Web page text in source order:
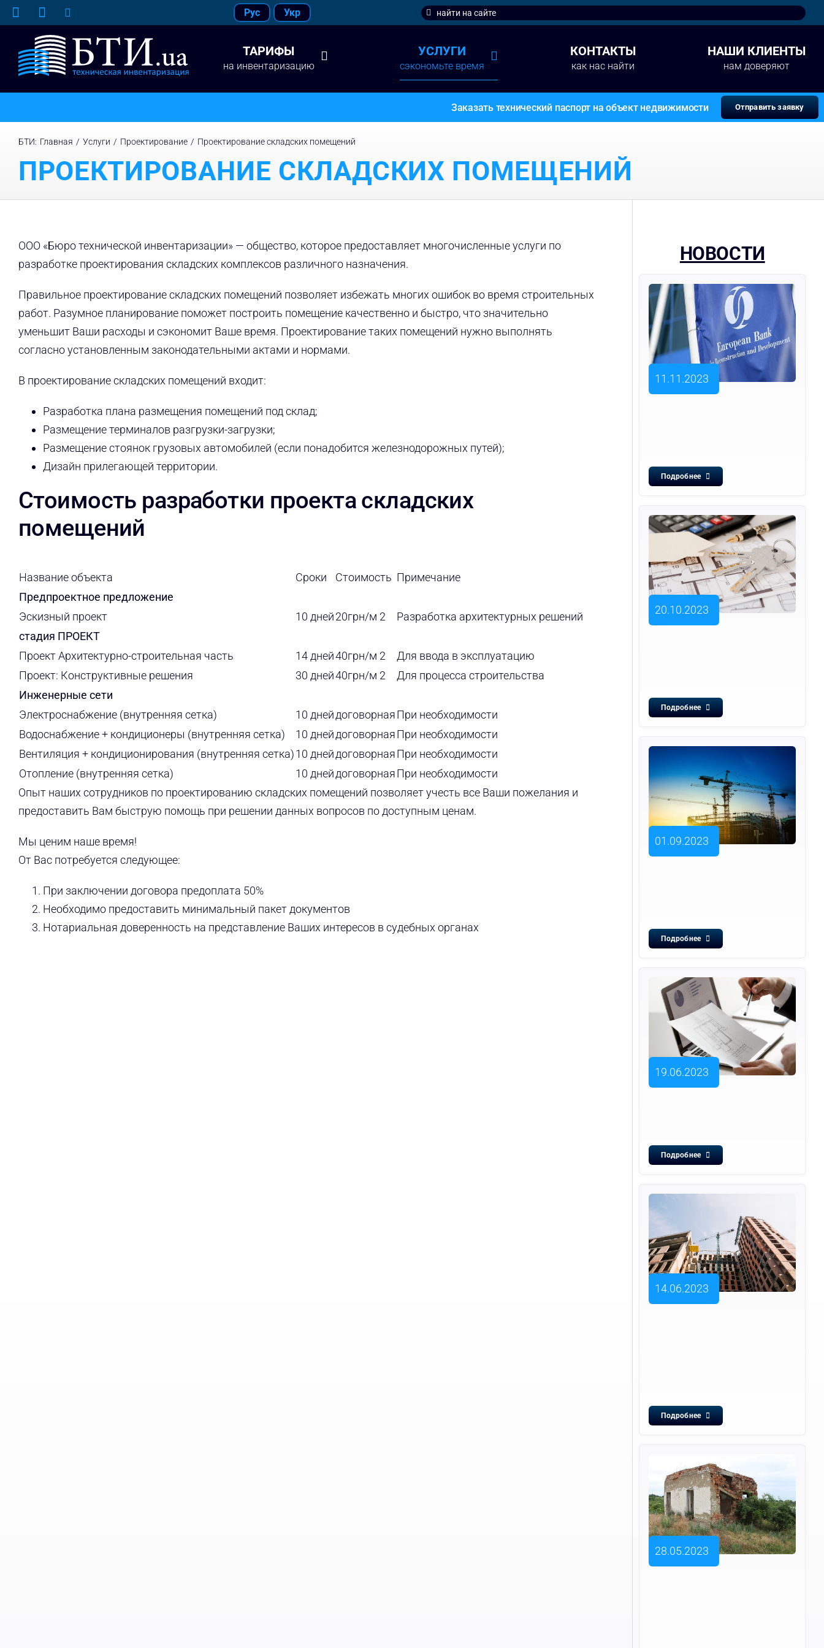
Skip
to
content
Рус Укр
Search
ТАРИФЫ
на инвентаризацию
УСЛУГИ
сэкономьте время
КОНТАКТЫ
как нас найти
НАШИ КЛИЕНТЫ
нам доверяют
Заказать технический паспорт на объект недвижимости Отправить заявку
БТИ: Главная / Услуги / Проектирование / Проектирование складских помещений
ПРОЕКТИРОВАНИЕ СКЛАДСКИХ ПОМЕЩЕНИЙ
ООО «Бюро технической инвентаризации» — общество, которое предоставляет многочисленные услуги по
разработке проектирования складских комплексов различного назначения.
Правильное проектирование складских помещений позволяет избежать многих ошибок во время строительных
работ. Разумное планирование поможет построить помещение качественно и быстро, что значительно
уменьшит Ваши расходы и сэкономит Ваше время. Проектирование таких помещений нужно выполнять
согласно установленным законодательными актами и нормами.
В проектирование складских помещений входит:
Разработка плана размещения помещений под склад;
Размещение терминалов разгрузки-загрузки;
Размещение стоянок грузовых автомобилей (если понадобится железнодорожных путей);
Дизайн прилегающей территории.
Стоимость разработки проекта складских
помещений
Название объекта Сроки Стоимость Примечание
Предпроектное предложение
Эскизный проект
10 дней20грн/м 2
Разработка архитектурных решений
стадия ПРОЕКТ
Проект Архитектурно-строительная часть
14 дней40грн/м 2
Для ввода в эксплуатацию
Проект: Конструктивные решения
30 дней40грн/м 2
Для процесса строительства
Инженерные сети
Электроснабжение (внутренняя сетка)
10 днейдоговорнаяПри необходимости
Водоснабжение + кондиционеры (внутренняя сетка)
10 днейдоговорнаяПри необходимости
Вентиляция + кондиционирования (внутренняя сетка)10 днейдоговорнаяПри необходимости
Отопление (внутренняя сетка)
10 днейдоговорнаяПри необходимости
Опыт наших сотрудников по проектированию складских помещений позволяет учесть все Ваши пожелания и
предоставить Вам быструю помощь при решении данных вопросов по доступным ценам.
Мы ценим наше время!
От Вас потребуется следующее:
При заключении договора предоплата 50%
Необходимо предоставить минимальный пакет документов
Нотариальная доверенность на представление Ваших интересов в судебных органах
НОВОСТИ
11.11.2023
Подробнее
20.10.2023
Подробнее
01.09.2023
Подробнее
19.06.2023
Подробнее
14.06.2023
Подробнее
28.05.2023